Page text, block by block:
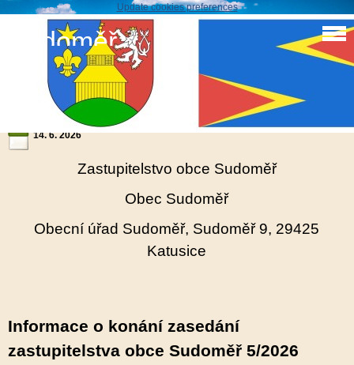
Update cookies preferences
Sudoměř
Informace o konání zasedání zastupitelstva obce
Sudoměř 5/2026
14. 6. 2026
Zastupitelstvo obce Sudoměř
Obec Sudoměř
Obecní úřad Sudoměř, Sudoměř 9, 29425
Katusice
Informace o konání zasedání
zastupitelstva obce Sudoměř 5/2026